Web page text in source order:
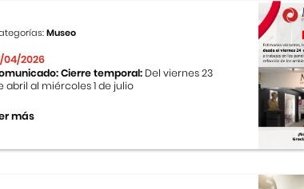
Museo
04/2026
Cierre temporal: Del viernes 23
abril al miércoles 1 de julio
más